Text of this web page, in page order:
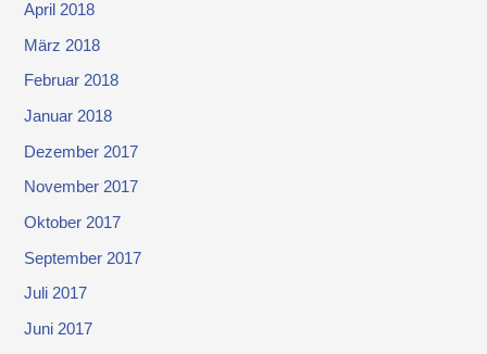
April 2018
März 2018
Februar 2018
Januar 2018
Dezember 2017
November 2017
Oktober 2017
September 2017
Juli 2017
Juni 2017